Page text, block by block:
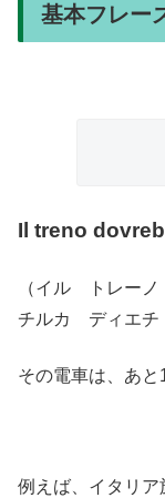
基本フレー
Il treno
（イル トレー
チルカ ディエチ
その電車は、あと
例えば、イタリ